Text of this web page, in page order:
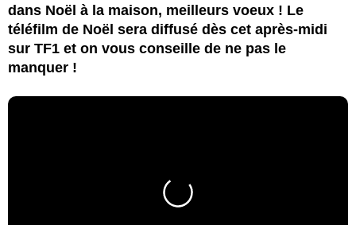
dans Noël à la maison, meilleurs voeux ! Le
téléfilm de Noël sera diffusé dès cet après-midi
sur TF1 et on vous conseille de ne pas le
manquer !